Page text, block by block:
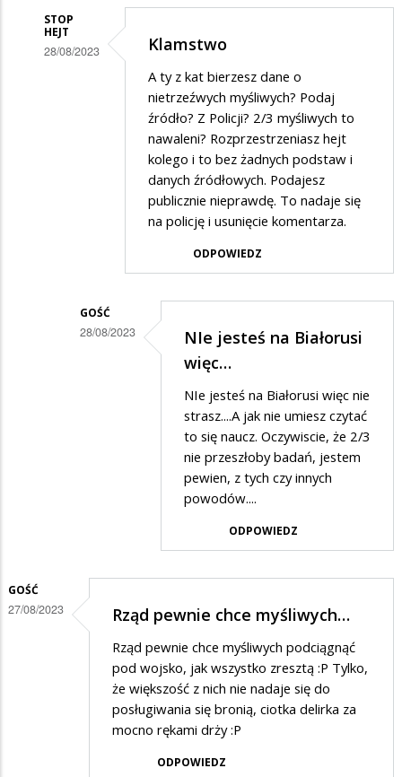
STOP
HEJT
28/08/2023
myśliwi…
Klamstwo
A ty z kat bierzesz dane o
nietrzeźwych myśliwych? Podaj
źródło? Z Policji? 2/3 myśliwych to
nawaleni? Rozprzestrzeniasz hejt
kolego i to bez żadnych podstaw i
danych źródłowych. Podajesz
publicznie nieprawdę. To nadaje się
na policję i usunięcie komentarza.
ODPOWIEDZ
GOŚĆ
28/08/2023
NIe jesteś na Białorusi
więc…
NIe jesteś na Białorusi więc nie
strasz....A jak nie umiesz czytać
to się naucz. Oczywiscie, że 2/3
nie przeszłoby badań, jestem
pewien, z tych czy innych
powodów....
ODPOWIEDZ
GOŚĆ
27/08/2023 Rząd pewnie chce myśliwych…
Rząd pewnie chce myśliwych podciągnąć
pod wojsko, jak wszystko zresztą :P Tylko,
że większość z nich nie nadaje się do
posługiwania się bronią, ciotka delirka za
mocno rękami drży :P
ODPOWIEDZ